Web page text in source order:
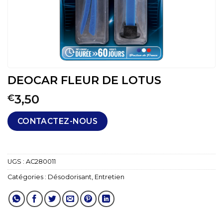
DEOCAR FLEUR DE LOTUS
€3,50
CONTACTEZ-NOUS
UGS : AC280011
Catégories : Désodorisant Entretien